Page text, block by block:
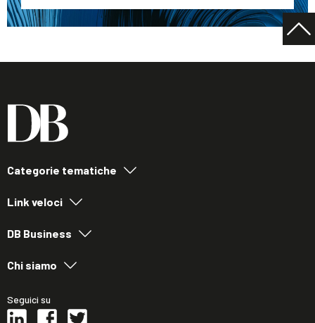
Categorie tematiche
Link veloci
DB Business
Chi siamo
Seguici su